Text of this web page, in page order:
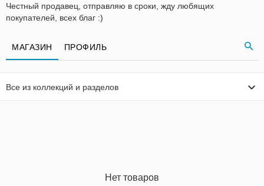
Честный продавец, отправляю в сроки, жду любящих
покупателей, всех благ :)
МАГАЗИН ПРОФИЛЬ
Все из коллекций и разделов
Нет товаров